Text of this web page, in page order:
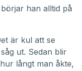
han alltid på
är kul att se
ut. Sedan blir
långt man åkte,